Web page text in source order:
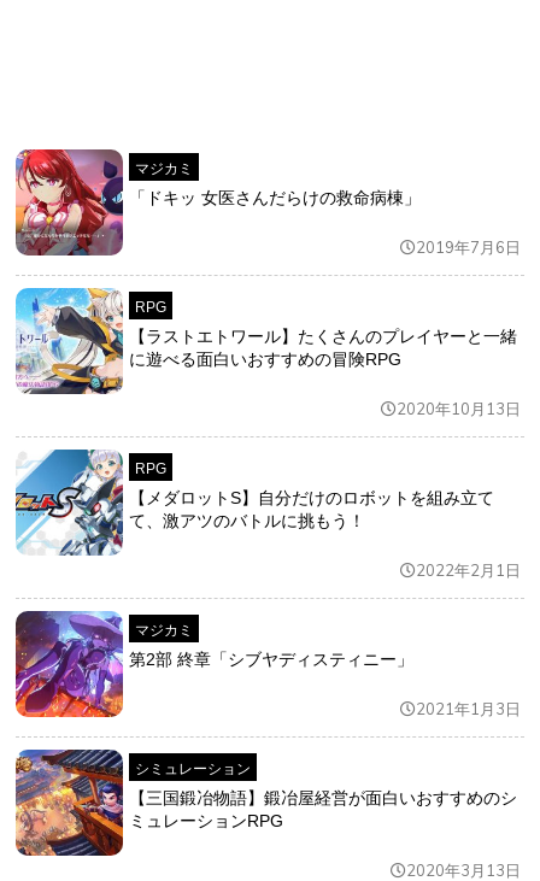
マジカミ
「ドキッ 女医さんだらけの救命病棟」
2019年7月6日
RPG
【ラストエトワール】たくさんのプレイヤーと一緒
に遊べる面白いおすすめの冒険RPG
2020年10月13日
RPG
【メダロットS】自分だけのロボットを組み立て
て、激アツのバトルに挑もう！
2022年2月1日
マジカミ
第2部 終章「シブヤディスティニー」
2021年1月3日
シミュレーション
【三国鍛冶物語】鍛冶屋経営が面白いおすすめのシ
ミュレーションRPG
2020年3月13日